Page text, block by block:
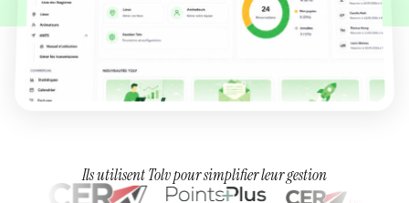
Ils utilisent Tolv pour simplifier leur gestion